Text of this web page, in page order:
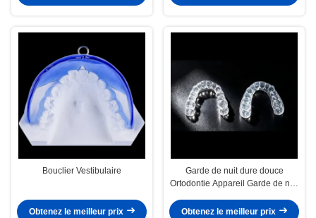
Bouclier Vestibulaire
Obtenez le meilleur prix
Garde de nuit dure douce
Ortodontie Appareil Garde de nuit
l'extérieur
Obtenez le meilleur prix